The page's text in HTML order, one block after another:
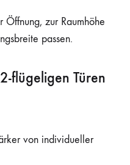
zur Raumhöhe
passen.
flügeligen Türen
von individueller